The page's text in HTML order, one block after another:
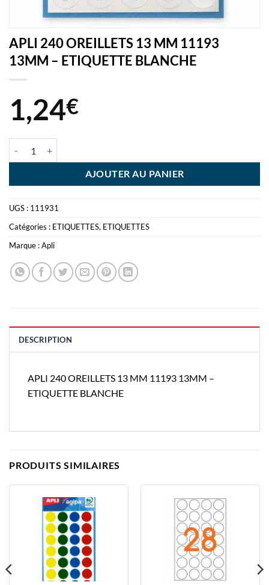
APLI 240 OREILLETS 13 MM 11193
13MM – ETIQUETTE BLANCHE
1,24€
AJOUTER AU PANIER
UGS : 111931
Catégories : ETIQUETTES, ETIQUETTES
Marque :Apli
DESCRIPTION
APLI 240 OREILLETS 13 MM 11193 13MM –
ETIQUETTE BLANCHE
PRODUITS SIMILAIRES